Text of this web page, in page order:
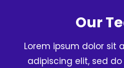
Our
Lorem ipsum dolor sit
adipiscing elit, sed